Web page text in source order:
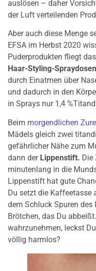
auslösen – daher
der Luft verteilenden
Aber auch diese Menge
EFSA im Herbst 2020
Puderprodukten fliegt
Haar-Styling-Spraydosen
durch Einatmen über
und dadurch in den
in Sprays nur 1,4
Beim morgendlichen
Mädels gleich zwei
gefährlicher Nähe zum
dann der Lippenstift. Die
minutenlang in die
Lippenstift hat gute
Du setzt die Kaffeetasse
dem Schluck Spuren
Brötchen, das Du
wahrzunehmen, leckst
völlig harmlos?